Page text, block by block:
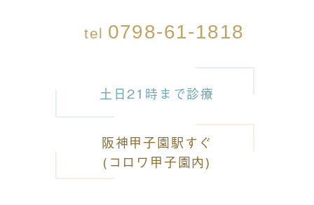
tel 0798-61-1818
土日21時まで診療
阪神甲子園駅すぐ
(コロワ甲子園内)